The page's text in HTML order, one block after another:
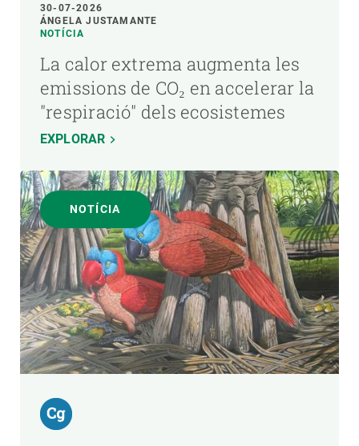
30-07-2026
ÁNGELA JUSTAMANTE
NOTÍCIA
La calor extrema augmenta les
emissions de CO₂ en accelerar la
"respiració" dels ecosistemes
EXPLORAR
NOTÍCIA